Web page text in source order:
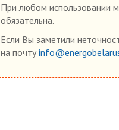
При любом использовании
обязательна.
Если Вы заметили
на почту